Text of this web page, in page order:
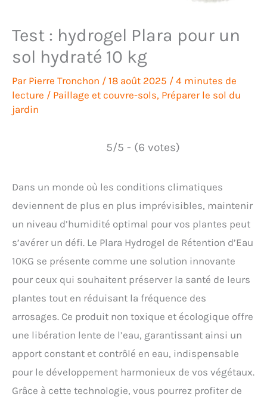
Test : hydrogel Plara pour un
sol hydraté 10 kg
Par Pierre Tronchon / 18 août 2025 / 4 minutes de
lecture / Paillage et couvre-sols, Préparer le sol du
jardin
5/5 - (6 votes)
Dans un monde où les conditions climatiques
deviennent de plus en plus imprévisibles, maintenir
un niveau d’humidité optimal pour vos plantes peut
s’avérer un défi. Le Plara Hydrogel de Rétention d’Eau
10KG se présente comme une solution innovante
pour ceux qui souhaitent préserver la santé de leurs
plantes tout en réduisant la fréquence des
arrosages. Ce produit non toxique et écologique offre
une libération lente de l’eau, garantissant ainsi un
apport constant et contrôlé en eau, indispensable
pour le développement harmonieux de vos végétaux.
Grâce à cette technologie, vous pourrez profiter de